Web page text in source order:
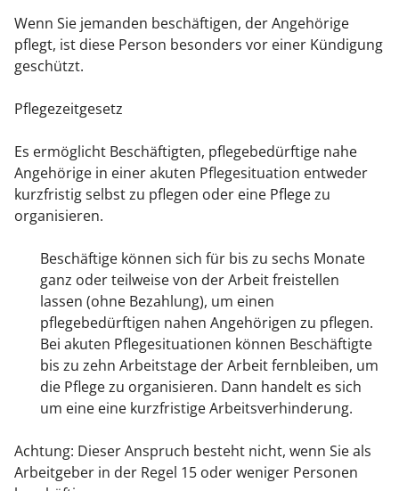
Wenn Sie jemanden beschäftigen, der Angehörige
pflegt, ist diese Person besonders vor einer Kündigung
geschützt.
Pflegezeitgesetz
Es ermöglicht Beschäftigten, pflegebedürftige nahe
Angehörige in einer akuten Pflegesituation entweder
kurzfristig selbst zu pflegen oder eine Pflege zu
organisieren.
Beschäftige können sich für bis zu sechs Monate
ganz oder teilweise von der Arbeit freistellen
lassen (ohne Bezahlung), um einen
pflegebedürftigen nahen Angehörigen zu pflegen.
Bei akuten Pflegesituationen können Beschäftigte
bis zu zehn Arbeitstage der Arbeit fernbleiben, um
die Pflege zu organisieren. Dann handelt es sich
um eine eine kurzfristige Arbeitsverhinderung.
Achtung: Dieser Anspruch besteht nicht, wenn Sie als
Arbeitgeber in der Regel 15 oder weniger Personen